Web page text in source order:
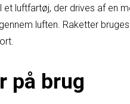
et luftfartøj, der drives af
luften. Raketter
på brug